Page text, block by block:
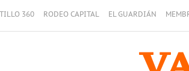
360 RODEO CAPITAL EL GUARDIÁN